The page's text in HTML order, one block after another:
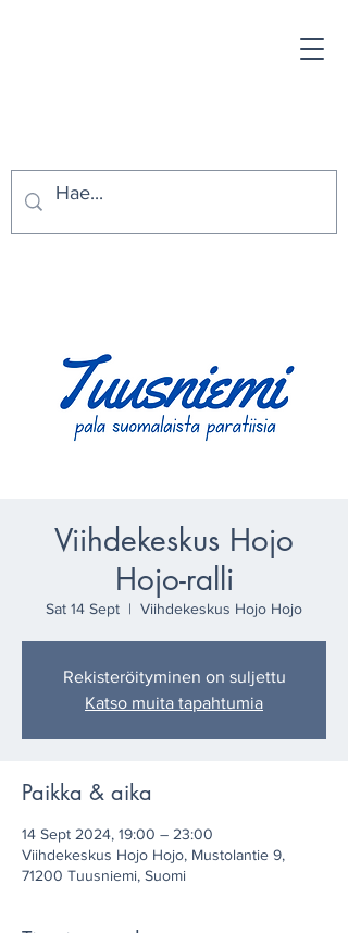
Viihdekeskus Hojo
Hojo-ralli
Sat 14 Sept
  |
Viihdekeskus Hojo Hojo
Rekisteröityminen on suljettu
Katso muita tapahtumia
Paikka & aika
14 Sept 2024, 19:00 – 23:00
Viihdekeskus Hojo Hojo, Mustolantie 9,
71200 Tuusniemi, Suomi